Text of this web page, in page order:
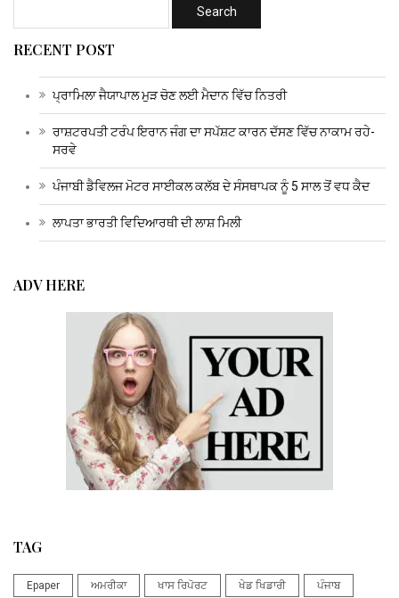
RECENT POST
ਪ੍ਰਾਮਿਲਾ ਜੈਯਾਪਾਲ ਮੁੜ ਚੋਣ ਲਈ ਮੈਦਾਨ ਵਿੱਚ ਨਿਤਰੀ
ਰਾਸ਼ਟਰਪਤੀ ਟਰੰਪ ਇਰਾਨ ਜੰਗ ਦਾ ਸਪੱਸ਼ਟ ਕਾਰਨ ਦੱਸਣ ਵਿੱਚ ਨਾਕਾਮ ਰਹੇ-
ਸਰਵੇ
ਪੰਜਾਬੀ ਡੈਵਿਲਜ ਮੋਟਰ ਸਾਈਕਲ ਕਲੱਬ ਦੇ ਸੰਸਥਾਪਕ ਨੂੰ 5 ਸਾਲ ਤੋਂ ਵਧ ਕੈਦ
ਲਾਪਤਾ ਭਾਰਤੀ ਵਿਦਿਆਰਥੀ ਦੀ ਲਾਸ਼ ਮਿਲੀ
ADV HERE
TAG
Epaper ਅਮਰੀਕਾ ਖਾਸ ਰਿਪੋਰਟ ਖੇਡ ਖਿਡਾਰੀ ਪੰਜਾਬ